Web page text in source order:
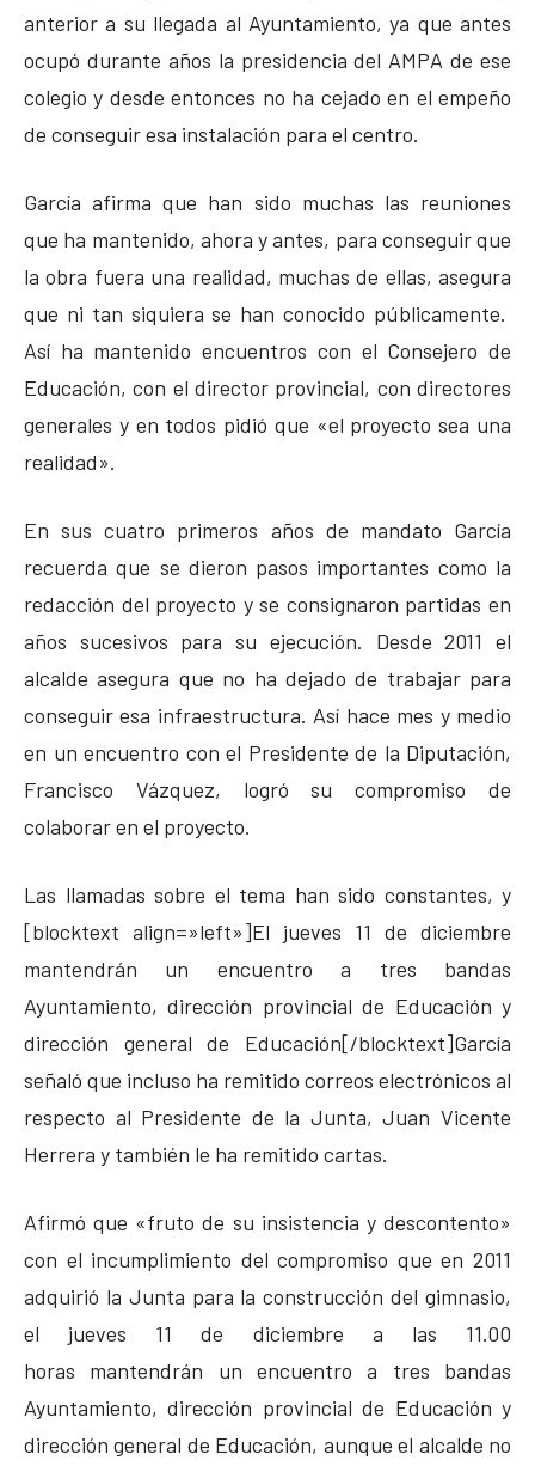
anterior a su llegada al Ayuntamiento, ya que antes
ocupó durante años la presidencia del AMPA de ese
colegio y desde entonces no ha cejado en el empeño
de conseguir esa instalación para el centro.
García afirma que han sido muchas las reuniones
que ha mantenido, ahora y antes, para conseguir que
la obra fuera una realidad, muchas de ellas, asegura
que ni tan siquiera se han conocido públicamente.
Así ha mantenido encuentros con el Consejero de
Educación, con el director provincial, con directores
generales y en todos pidió que «el proyecto sea una
realidad».
En sus cuatro primeros años de mandato García
recuerda que se dieron pasos importantes como la
redacción del proyecto y se consignaron partidas en
años sucesivos para su ejecución. Desde 2011 el
alcalde asegura que no ha dejado de trabajar para
conseguir esa infraestructura. Así hace mes y medio
en un encuentro con el Presidente de la Diputación,
Francisco Vázquez, logró su compromiso de
colaborar en el proyecto.
Las llamadas sobre el tema han sido constantes, y
[blocktext align=»left»]El jueves 11 de diciembre
mantendrán un encuentro a tres bandas
Ayuntamiento, dirección provincial de Educación y
dirección general de Educación[/blocktext]García
señaló que incluso ha remitido correos electrónicos al
respecto al Presidente de la Junta, Juan Vicente
Herrera y también le ha remitido cartas.
Afirmó que «fruto de su insistencia y descontento»
con el incumplimiento del compromiso que en 2011
adquirió la Junta para la construcción del gimnasio,
el jueves 11 de diciembre a las 11.00
horas mantendrán un encuentro a tres bandas
Ayuntamiento, dirección provincial de Educación y
dirección general de Educación, aunque el alcalde no